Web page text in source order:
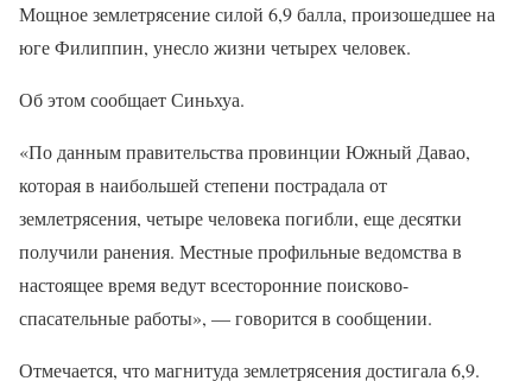
Мощное землетрясение силой 6,9 балла, произошедшее на
юге Филиппин, унесло жизни четырех человек.
Об этом сообщает Синьхуа.
«По данным правительства провинции Южный Давао,
которая в наибольшей степени пострадала от
землетрясения, четыре человека погибли, еще десятки
получили ранения. Местные профильные ведомства в
настоящее время ведут всесторонние поисково-
спасательные работы», — говорится в сообщении.
Отмечается, что магнитуда землетрясения достигала 6,9.